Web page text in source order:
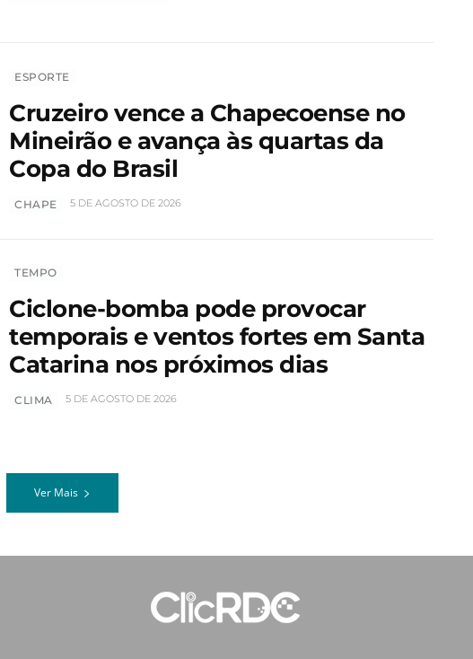
ESPORTE
Cruzeiro vence a Chapecoense no
Mineirão e avança às quartas da
Copa do Brasil
CHAPE 5 DE AGOSTO DE 2026
TEMPO
Ciclone-bomba pode provocar
temporais e ventos fortes em Santa
Catarina nos próximos dias
CLIMA 5 DE AGOSTO DE 2026
Ver Mais